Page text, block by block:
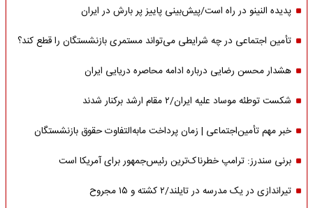
پدیده النینو در راه است/پیش‌بینی پاییز پر بارش در ایران
تأمین اجتماعی در چه شرایطی می‌تواند مستمری بازنشستگان را قطع کند؟
هشدار محسن رضایی درباره ادامه محاصره دریایی ایران
شکست توطئه موساد علیه ایران/۲ مقام‌ ارشد برکنار شدند
خبر مهم تأمین‌اجتماعی | زمان پرداخت مابه‌التفاوت حقوق بازنشستگان
برنی سندرز: ترامپ خطرناک‌ترین رئیس‌جمهور برای آمریکا است
تیراندازی در یک مدرسه در تایلند/۲ کشته و ۱۵ مجروح